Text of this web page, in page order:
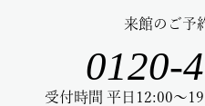
来館のご予
0120-
受付時間 平日12:00～